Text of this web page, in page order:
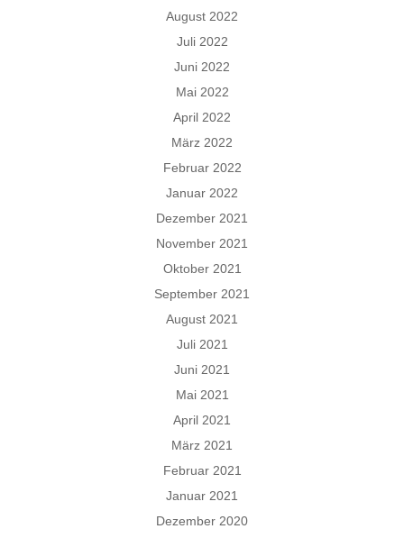
August 2022
Juli 2022
Juni 2022
Mai 2022
April 2022
März 2022
Februar 2022
Januar 2022
Dezember 2021
November 2021
Oktober 2021
September 2021
August 2021
Juli 2021
Juni 2021
Mai 2021
April 2021
März 2021
Februar 2021
Januar 2021
Dezember 2020